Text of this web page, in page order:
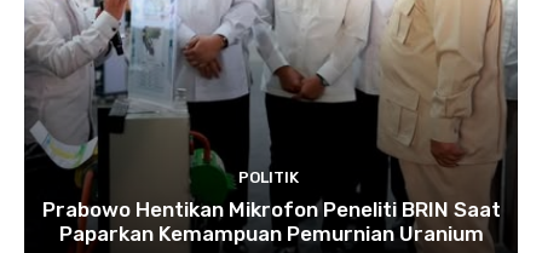
POLITIK
Prabowo Hentikan Mikrofon Peneliti BRIN Saat
Paparkan Kemampuan Pemurnian Uranium